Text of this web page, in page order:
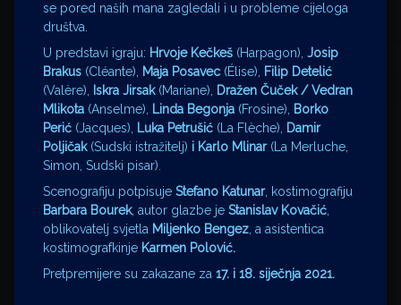
se pored naših mana zagledali i u probleme cijeloga
društva.
U predstavi igraju: Hrvoje Kečkeš (Harpagon), Josip
Brakus (Cléante), Maja Posavec (Élise), Filip Detelić
(Valère), Iskra Jirsak (Mariane), Dražen Čuček / Vedran
Mlikota (Anselme), Linda Begonja (Frosine), Borko
Perić (Jacques), Luka Petrušić (La Flèche), Damir
Poljičak (Sudski istražitelj) i Karlo Mlinar (La Merluche,
Simon, Sudski pisar).
Scenografiju potpisuje Stefano Katunar, kostimografiju
Barbara Bourek, autor glazbe je Stanislav Kovačić,
oblikovatelj svjetla Miljenko Bengez, a asistentica
kostimografkinje Karmen Polović.
Pretpremijere su zakazane za 17. i 18. siječnja 2021.